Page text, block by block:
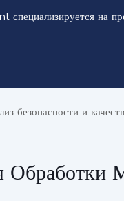
на
безопасности и
Обработки